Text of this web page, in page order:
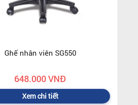
Ghế nhân viên SG550
648.000 VNĐ
Xem chi tiết